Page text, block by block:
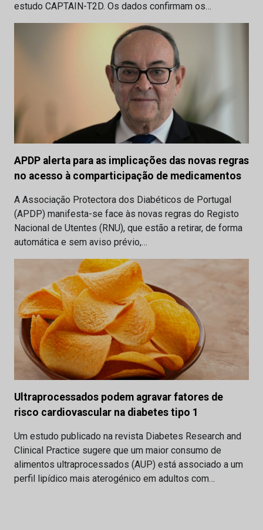
estudo CAPTAIN-T2D. Os dados confirmam os…
APDP alerta para as implicações das novas regras
no acesso à comparticipação de medicamentos
A Associação Protectora dos Diabéticos de Portugal
(APDP) manifesta-se face às novas regras do Registo
Nacional de Utentes (RNU), que estão a retirar, de forma
automática e sem aviso prévio,…
Ultraprocessados podem agravar fatores de
risco cardiovascular na diabetes tipo 1
Um estudo publicado na revista Diabetes Research and
Clinical Practice sugere que um maior consumo de
alimentos ultraprocessados (AUP) está associado a um
perfil lipídico mais aterogénico em adultos com…